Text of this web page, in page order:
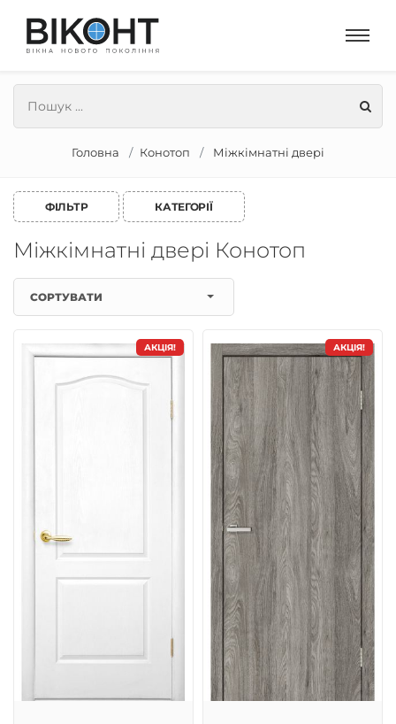
Головна Конотоп Міжкімнатні двері
ФІЛЬТР КАТЕГОРІЇ
Міжкімнатні двері Конотоп
СОРТУВАТИ
АКЦІЯ! АКЦІЯ!